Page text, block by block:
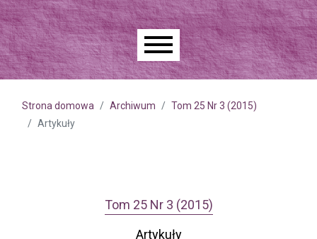
Main menu
Strona domowa Archiwum
Tom 25 Nr 3 (2015)
Artykuły
Tom 25 Nr 3 (2015)
Artykuły